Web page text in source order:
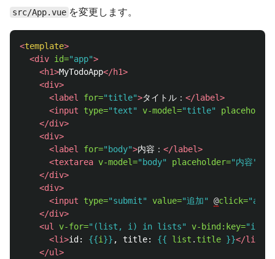
src/App.vue を変更します。
<template>
<div id="app">
<h1>MyTodoApp</h1>
<div>
<label
for="title">タイトル： </label>
<input
type="text" v-model="title"
</div>
<div>
<label
for="body">内容： </label>
<textarea v-model="body" placeholder="内容"
</div>
<div>
<input
type="submit" value="追加" @click=
</div>
<ul
v-for="(list, i) in lists" v-bind:key="i"
<li>id: {{i }} , title: {{ list . title }}</li>
</ul>